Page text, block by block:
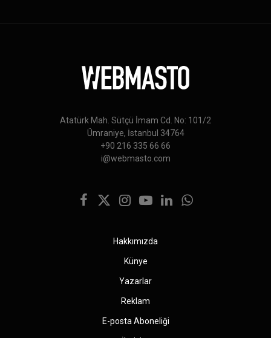
Atatürk Mah. Sütçü İmam Cd. No: 101/2
Ümraniye, İstanbul 34764
+90 216 335 66 66
i@webmasto.com
Facebook
X
Instagram
YouTubeLinkedInWhatsApp
Hakkımızda
Künye
Yazarlar
Reklam
E-posta Aboneliği